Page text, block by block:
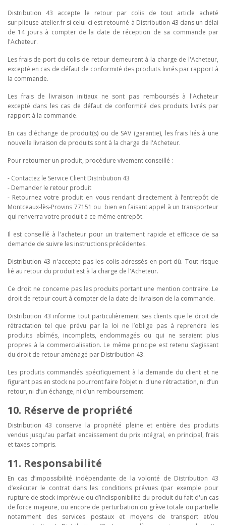
Distribution 43 accepte le retour par colis de tout article acheté
sur plieuse-atelier.fr si celui-ci est retourné à Distribution 43 dans un délai
de 14 jours à compter de la date de réception de sa commande par
l'Acheteur.
Les frais de port du colis de retour demeurent à la charge de l'Acheteur,
excepté en cas de défaut de conformité des produits livrés par rapport à
la commande.
Les frais de livraison initiaux ne sont pas remboursés à l'Acheteur
excepté dans les cas de défaut de conformité des produits livrés par
rapport à la commande.
En cas d'échange de produit(s) ou de SAV (garantie), les frais liés à une
nouvelle livraison de produits sont à la charge de l'Acheteur.
Pour retourner un produit, procédure vivement conseillé :
- Contactez le Service Client Distribution 43
- Demander le retour produit
- Retournez votre produit en vous rendant directement à l’entrepôt de
Montceaux-lès-Provins 77151 ou bien en faisant appel à un transporteur
qui renverra votre produit à ce même entrepôt.
Il est conseillé à l'acheteur pour un traitement rapide et efficace de sa
demande de suivre les instructions précédentes.
Distribution 43 n'accepte pas les colis adressés en port dû. Tout risque
lié au retour du produit est à la charge de l'Acheteur.
Ce droit ne concerne pas les produits portant une mention contraire. Le
droit de retour court à compter de la date de livraison de la commande.
Distribution 43 informe tout particulièrement ses clients que le droit de
rétractation tel que prévu par la loi ne l’oblige pas à reprendre les
produits abîmés, incomplets, endommagés ou qui ne seraient plus
propres à la commercialisation. Le même principe est retenu s’agissant
du droit de retour aménagé par Distribution 43.
Les produits commandés spécifiquement à la demande du client et ne
figurant pas en stock ne pourront faire l’objet ni d'une rétractation, ni d’un
retour, ni d’un échange, ni d’un remboursement.
10. Réserve de propriété
Distribution 43 conserve la propriété pleine et entière des produits
vendus jusqu'au parfait encaissement du prix intégral, en principal, frais
et taxes compris.
11. Responsabilité
En cas d’impossibilité indépendante de la volonté de Distribution 43
d’exécuter le contrat dans les conditions prévues (par exemple pour
rupture de stock imprévue ou d’indisponibilité du produit du fait d'un cas
de force majeure, ou encore de perturbation ou grève totale ou partielle
notamment des services postaux et moyens de transport et/ou